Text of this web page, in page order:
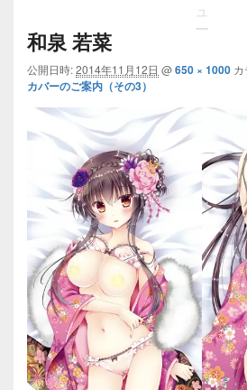
ュ
ー
和泉 若菜
公開日時:2014年11月12日 @650 × 1000
カバーのご案内（その3）